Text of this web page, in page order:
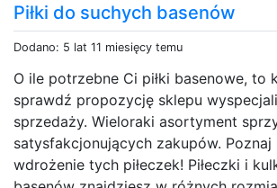
Piłki do suchych basenów
Dodano: 5 lat 11 miesięcy temu
O ile potrzebne Ci piłki basenowe, to
sprawdź propozycję sklepu
sprzedaży. Wieloraki asortyment
satysfakcjonujących zakupów. Poznaj
wdrożenie tych piłeczek! Piłeczki i